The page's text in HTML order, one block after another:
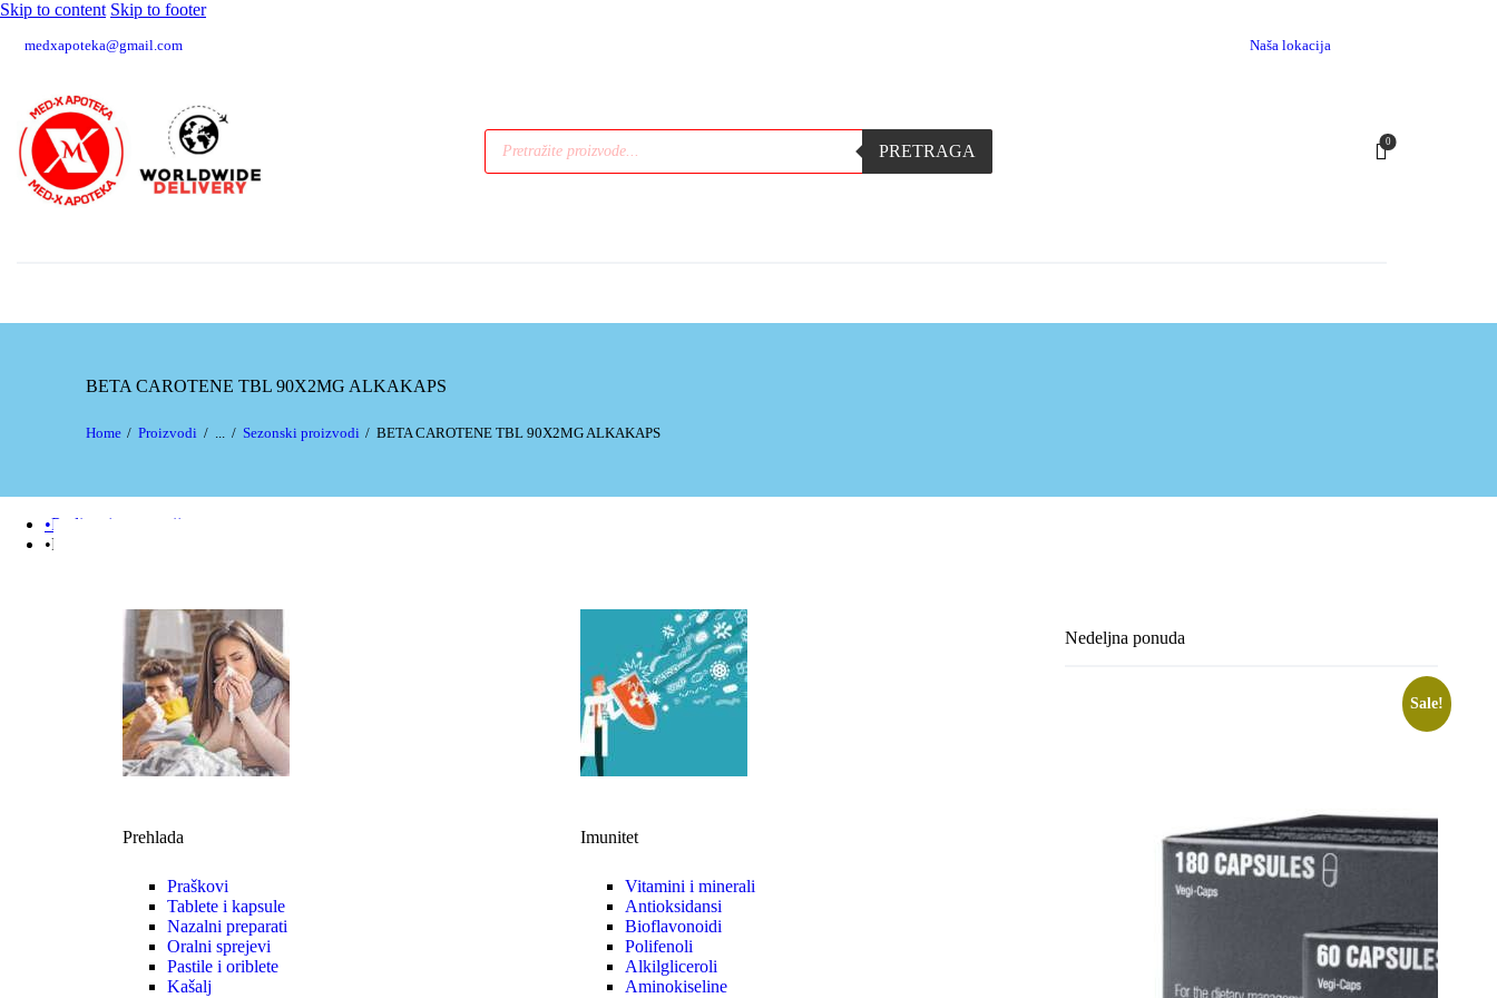
Skip to content Skip to footer
medxapoteka@gmail.com Naša lokacija
PRETRAGA 0
BETA CAROTENE TBL 90X2MG ALKAKAPS
Home Proizvodi ... Sezonski proizvodi BETA CAROTENE TBL 90X2MG ALKAKAPS
•Podizanje e-terapije
•Prehlada | Imunitet
Prehlada
Praškovi
Tablete i kapsule
Nazalni preparati
Oralni sprejevi
Pastile i oriblete
Kašalj
Imunitet
Vitamini i minerali
Antioksidansi
Bioflavonoidi
Polifenoli
Alkilgliceroli
Aminokiseline
Nedeljna ponuda
Sale!